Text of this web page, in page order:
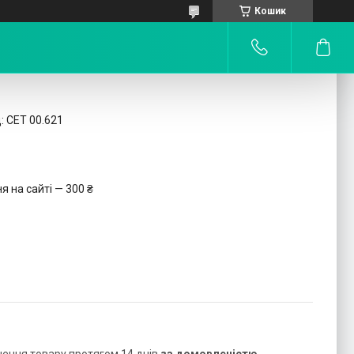
Кошик
СЕТ 00.621
на сайті — 300 ₴